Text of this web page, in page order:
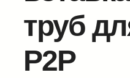
труб
P2P